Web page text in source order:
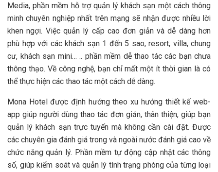
Media, phần mềm hỗ trợ quản lý khách sạn một cách thông
minh chuyên nghiệp nhất trên mạng sẽ nhận được nhiều lời
khen ngợi. Việc quản lý cấp cao đơn giản và dễ dàng hơn
phù hợp với các khách sạn 1 đến 5 sao, resort, villa, chung
cư, khách sạn mini… .. phần mềm dễ thao tác các bạn chưa
thông thạo. Về công nghệ, bạn chỉ mất một ít thời gian là có
thể thực hiện các thao tác một cách dễ dàng.
Mona Hotel được định hướng theo xu hướng thiết kế web-
app giúp người dùng thao tác đơn giản, thân thiện, giúp bạn
quản lý khách sạn trực tuyến mà không cần cài đặt. Được
các chuyên gia đánh giá trong và ngoài nước đánh giá cao về
chức năng quản lý. Phần mềm tự động cập nhật các thông
số, giúp kiểm soát và quản lý tình trạng phòng của từng loại